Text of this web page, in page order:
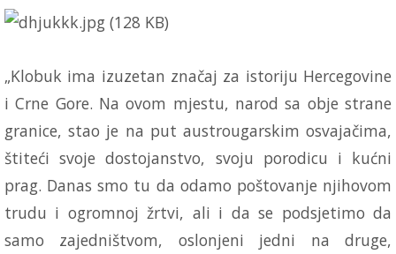
„Klobuk ima izuzetan značaj za istoriju Hercegovine
i Crne Gore. Na ovom mjestu, narod sa obje strane
granice, stao je na put austrougarskim osvajačima,
štiteći svoje dostojanstvo, svoju porodicu i kućni
prag. Danas smo tu da odamo poštovanje njihovom
trudu i ogromnoj žrtvi, ali i da se podsjetimo da
samo zajedništvom, oslonjeni jedni na druge,